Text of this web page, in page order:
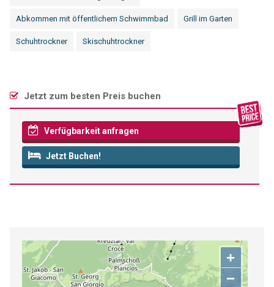
Abkommen mit öffentlichem Schwimmbad Grill im Garten
Schuhtrockner Skischuhtrockner
Jetzt zum besten Preis buchen
Verfügbarkeit anfragen
Jetzt Buchen!
+
−